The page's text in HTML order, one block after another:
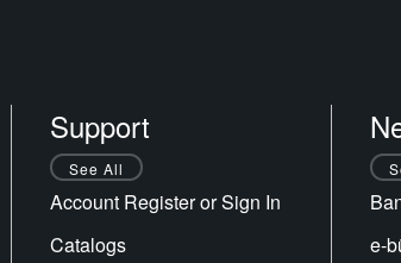
Support
See All
Account Register or Sign In
Catalogs
e-